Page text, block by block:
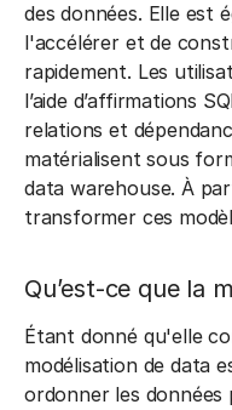
des données. Elle est
l'accélérer et de
rapidement. Les
l’aide d’affirmations
relations et
matérialisent sous
data warehouse. À
transformer ces
Qu’est-ce que la
Étant donné qu'elle
modélisation de data
ordonner les